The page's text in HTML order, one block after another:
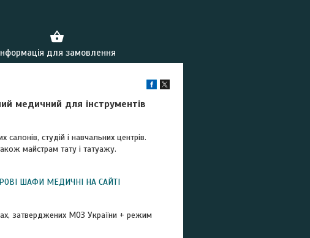
для замовлення
медичний для інструментів
студій і навчальних центрів.
майстрам тату і татуажу.
ШАФИ МЕДИЧНІ НА САЙТІ
затверджених МОЗ України + режим